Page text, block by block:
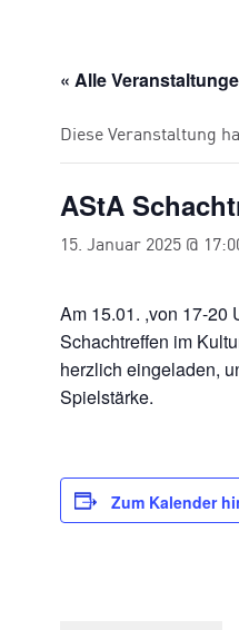
« Alle
Diese Veranstaltung
AStA
15. Januar 2025 @
Am 15.01. ,von 17-20
Schachtreffen im
herzlich eingeladen,
Spielstärke.
Zum Kalender